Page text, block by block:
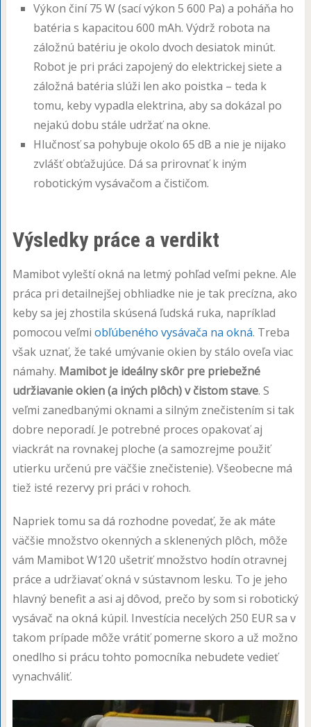
Výkon činí 75 W (sací výkon 5 600 Pa) a poháňa ho
batéria s kapacitou 600 mAh. Výdrž robota na
záložnú batériu je okolo dvoch desiatok minút.
Robot je pri práci zapojený do elektrickej siete a
záložná batéria slúži len ako poistka – teda k
tomu, keby vypadla elektrina, aby sa dokázal po
nejakú dobu stále udržať na okne.
Hlučnosť sa pohybuje okolo 65 dB a nie je nijako
zvlášť obťažujúce. Dá sa prirovnať k iným
robotickým vysávačom a čističom.
Výsledky práce a verdikt
Mamibot vyleští okná na letmý pohľad veľmi pekne. Ale
práca pri detailnejšej obhliadke nie je tak precízna, ako
keby sa jej zhostila skúsená ľudská ruka, napríklad
pomocou veľmi obľúbeného vysávača na okná. Treba
však uznať, že také umývanie okien by stálo oveľa viac
námahy. Mamibot je ideálny skôr pre priebežné
udržiavanie okien (a iných plôch) v čistom stave. S
veľmi zanedbanými oknami a silným znečistením si tak
dobre neporadí. Je potrebné proces opakovať aj
viackrát na rovnakej ploche (a samozrejme použiť
utierku určenú pre väčšie znečistenie). Všeobecne má
tiež isté rezervy pri práci v rohoch.
Napriek tomu sa dá rozhodne povedať, že ak máte
väčšie množstvo okenných a sklenených plôch, môže
vám Mamibot W120 ušetriť množstvo hodín otravnej
práce a udržiavať okná v sústavnom lesku. To je jeho
hlavný benefit a asi aj dôvod, prečo by som si robotický
vysávač na okná kúpil. Investícia necelých 250 EUR sa v
takom prípade môže vrátiť pomerne skoro a už možno
onedlho si prácu tohto pomocníka nebudete vedieť
vynachváliť.